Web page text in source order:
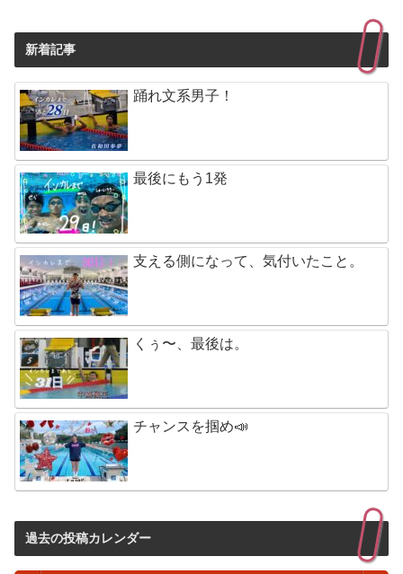
新着記事
踊れ文系男子！
最後にもう1発
支える側になって、気付いたこと。
くぅ〜、最後は。
チャンスを掴め📣
過去の投稿カレンダー